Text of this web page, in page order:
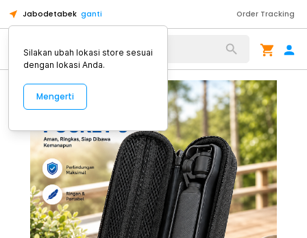
Jabodetabek ganti Order Tracking
Alat Kopi
Silakan ubah lokasi store sesuai
dengan lokasi Anda.
Mengerti